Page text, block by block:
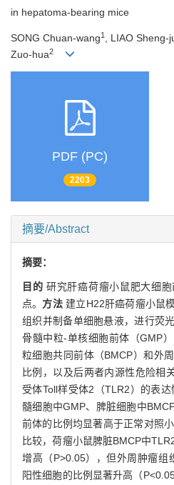
in hepatoma-bearing mice
SONG Chuan-wang1 , LIAO Sheng-
Zuo-hua2
PDF (PC)
2203
摘要/Abstract
摘要：
目的研究肝癌荷瘤小鼠肥大细
点。 方法 建立H22肝癌荷瘤小鼠
组织并制备单细胞悬液，进行荧
骨髓中粒-单核细胞前体（GMP
粒细胞共同前体（BMCP）和外
比例，以及后两者内源性危险相
受体Toll样受体2（TLR2）的表达
髓细胞中GMP、脾脏细胞中
前体的比例均显著高于正常对照
比较，荷瘤小鼠脾脏BMCP中
增高（P>0.05），但外周肿瘤组
阳性细胞的比例显著升高（P<0.05